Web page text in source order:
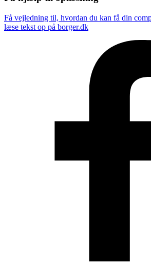
Få vejledning til, hvordan du kan få din
læse tekst op på borger.dk